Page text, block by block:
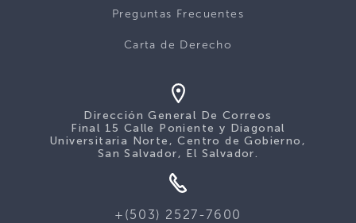
Preguntas Frecuentes
Carta de Derecho
Dirección General De Correos
Final 15 Calle Poniente y Diagonal
Universitaria Norte, Centro de Gobierno,
San Salvador, El Salvador.
+(503) 2527-7600